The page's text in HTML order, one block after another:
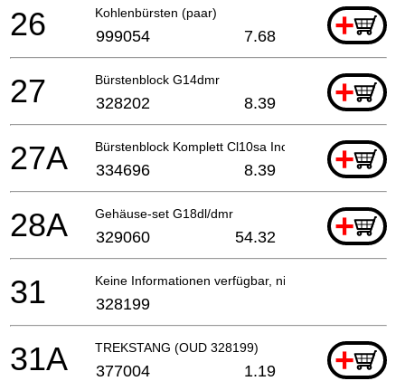
Kohlenbürsten (paar) +
26 999054 7.68
Bürstenblock G14dmr +
27 328202 8.39
Bürstenblock Komplett Cl10sa Includ.23,24+
27A 334696 8.39
Gehäuse-set G18dl/dmr +
28A 329060 54.32
Keine Informationen verfügbar, nicht bestellbar
31 328199
TREKSTANG (OUD 328199) +
31A 377004 1.19